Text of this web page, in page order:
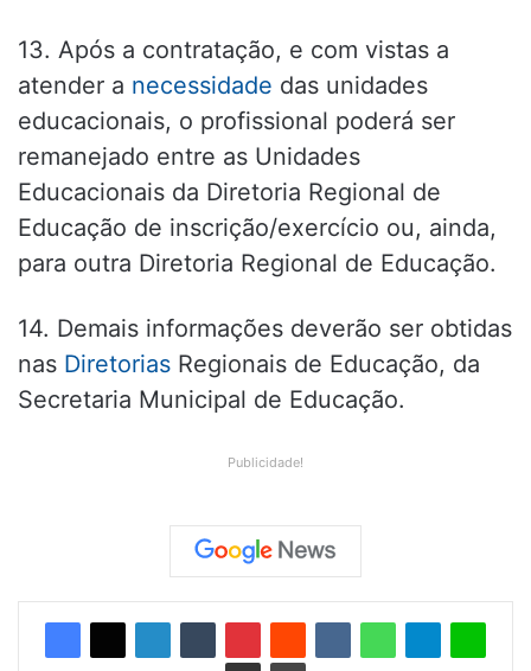
13. Após a contratação, e com vistas a
atender a necessidade das unidades
educacionais, o profissional poderá ser
remanejado entre as Unidades
Educacionais da Diretoria Regional de
Educação de inscrição/exercício ou, ainda,
para outra Diretoria Regional de Educação.
14. Demais informações deverão ser obtidas
nas Diretorias Regionais de Educação, da
Secretaria Municipal de Educação.
Publicidade!